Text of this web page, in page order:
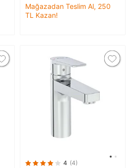
Mağazadan Teslim Al, 250
TL Kazan!
4 (4)